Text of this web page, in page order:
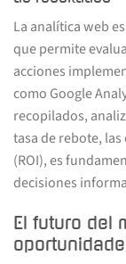
La analítica web
que permite
acciones
como Google
recopilados,
tasa de rebote,
(ROI), es
decisiones
El futuro del